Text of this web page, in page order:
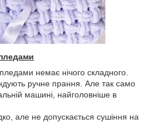
немає нічого складного.
ручне прання. Але так само
машині, найголовніше в
але не допускається сушіння на